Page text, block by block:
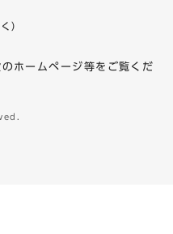
）
ホームページ等をご覧くだ